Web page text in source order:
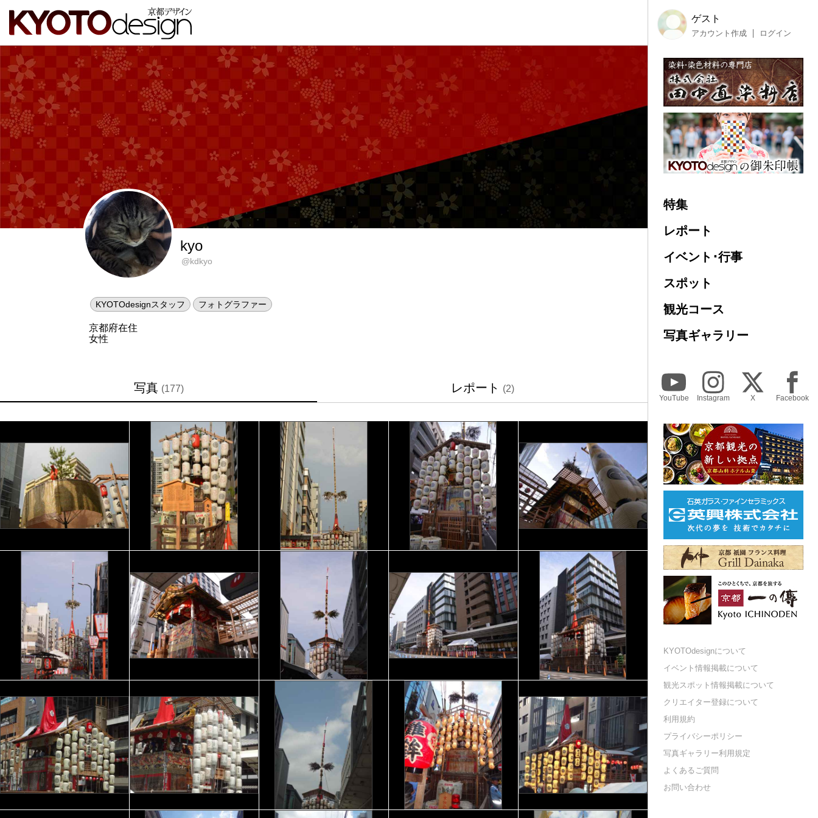
kyo
@kdkyo
KYOTOdesignスタッフ フォトグラファー
京都府在住
女性
写真 (177) レポート (2)
ゲスト
アカウント作成 ログイン
特集
レポート
イベント･行事
スポット
観光コース
写真ギャラリー
YouTube Instagram X Facebook
KYOTOdesignについて
イベント情報掲載について
観光スポット情報掲載について
クリエイター登録について
利用規約
プライバシーポリシー
写真ギャラリー利用規定
よくあるご質問
お問い合わせ